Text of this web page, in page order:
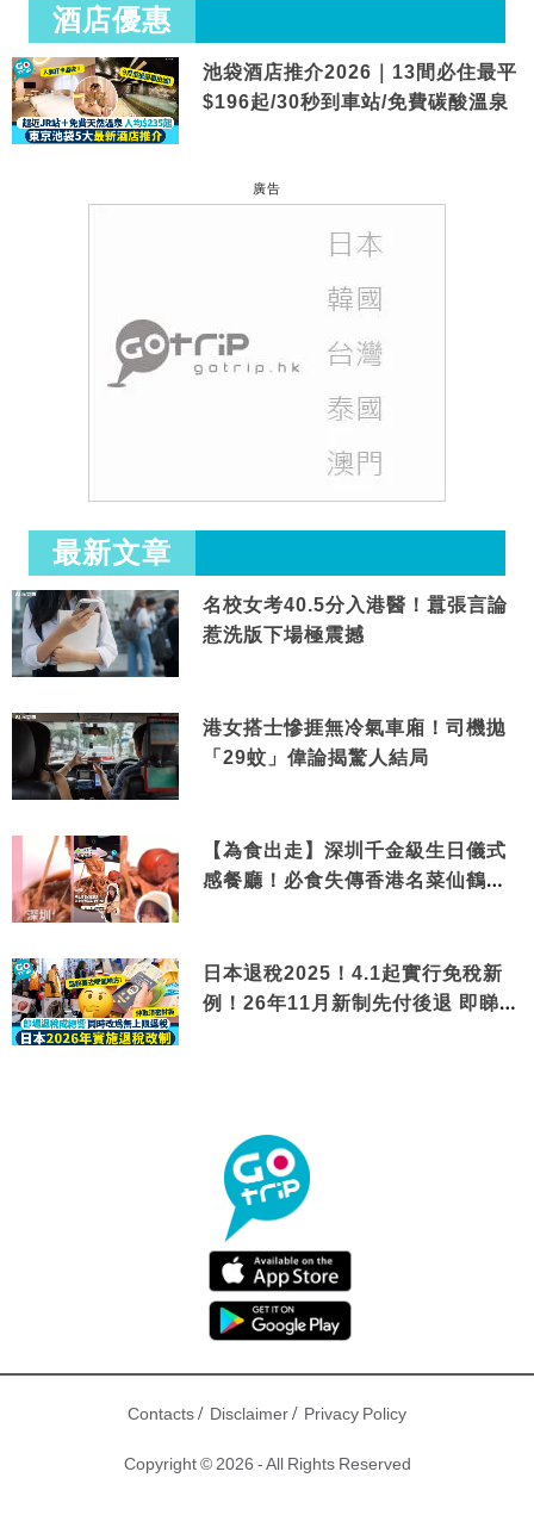
酒店優惠
池袋酒店推介2026｜13間必住最平
$196起/30秒到車站/免費碳酸溫泉
廣告
最新文章
名校女考40.5分入港醫！囂張言論
惹洗版下場極震撼
港女搭士慘捱無冷氣車廂！司機拋
「29蚊」偉論揭驚人結局
【為食出走】深圳千金級生日儀式
感餐廳！必食失傳香港名菜仙鶴神
日本退稅2025！4.1起實行免稅新
例！26年11月新制先付後退 即睇步
Contacts/ Disclaimer/ Privacy Policy
Copyright © 2026 - All Rights Reserved